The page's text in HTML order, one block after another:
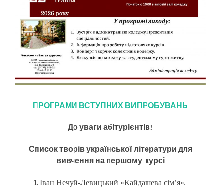
ПРОГРАМИ ВСТУПНИХ ВИПРОБУВАНЬ
До уваги абітурієнтів!
Список творів української літератури для
вивчення на першому курсі
Іван Нечуй-Левицький «Кайдашева сім’я».